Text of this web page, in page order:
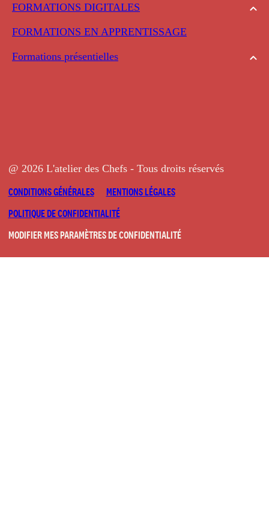
FORMATIONS DIGITALES
FORMATIONS EN APPRENTISSAGE
Formations présentielles
@ 2026 L'atelier des Chefs - Tous droits réservés
CONDITIONS GÉNÉRALES
MENTIONS LÉGALES
POLITIQUE DE CONFIDENTIALITÉ
MODIFIER MES PARAMÈTRES DE CONFIDENTIALITÉ